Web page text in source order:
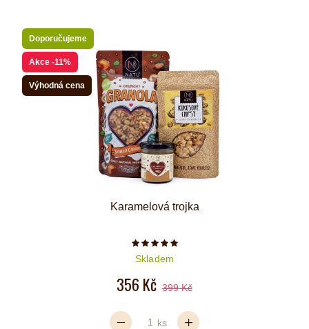
Doporučujeme
Akce -11%
Výhodná cena
Karamelová trojka
Počet hvězdiček je 5 z 5
Skladem
356 Kč 399 Kč
ks